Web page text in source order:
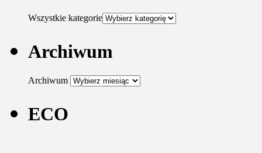
Wszystkie kategorie
Archiwum
Archiwum
ECO